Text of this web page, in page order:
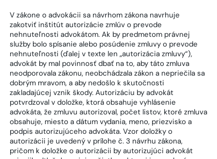
V zákone o advokácii sa návrhom zákona navrhuje
zakotviť inštitút autorizácie zmlúv o prevode
nehnuteľnosti advokátom. Ak by predmetom právnej
služby bolo spísanie alebo posúdenie zmluvy o prevode
nehnuteľnosti (ďalej v texte len „autorizácia zmluvy“),
advokát by mal povinnosť dbať na to, aby táto zmluva
neodporovala zákonu, neobchádzala zákon a nepriečila sa
dobrým mravom, a aby nedošlo k skutočnosti
zakladajúcej vznik škody. Autorizáciu by advokát
potvrdzoval v doložke, ktorá obsahuje vyhlásenie
advokáta, že zmluvu autorizoval, počet listov, ktoré zmluva
obsahuje, miesto a dátum vydania, meno, priezvisko a
podpis autorizujúceho advokáta. Vzor doložky o
autorizácii je uvedený v prílohe č. 3 návrhu zákona,
pričom k doložke o autorizácii by autorizujúci advokát